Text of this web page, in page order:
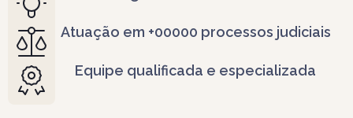
Atuação em +00000 processos judiciais
Equipe qualificada e especializada